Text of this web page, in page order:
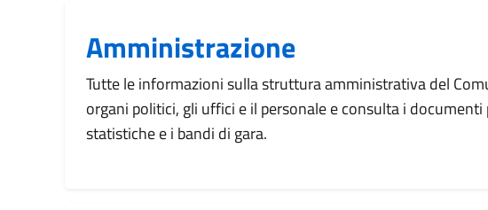
Amministrazione
Tutte le informazioni sulla struttura amministrativa del
organi politici, gli uffici e il personale e consulta i documenti
statistiche e i bandi di gara.